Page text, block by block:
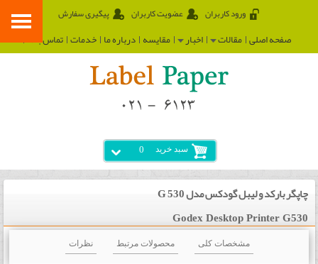
ورود کاربران عضویت کاربران پیگیری سفارش
صفحه اصلی مقالات اخبار مقایسه درباره ما خدمات تماس با ما
سبد خرید 0
چاپگر بارکد و لیبل گودکس مدل G 530
Godex Desktop Printer G530
مشخصات کلی محصولات مرتبط نظرات